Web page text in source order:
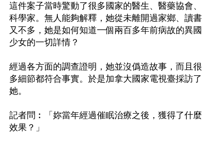
這件案子當時驚動了很多國家的醫生、醫藥協會、
科學家。無人能夠解釋，她從未離開過家鄉、讀書
又不多，她是如何知道一個兩百多年前病故的異國
少女的一切詳情？
經過各方面的調查證明，她並沒僞造故事，而且很
多細節都符合事實。於是加拿大國家電視臺採訪了
她。
記者問︰「妳當年經過催眠治療之後，獲得了什麼
效果？」